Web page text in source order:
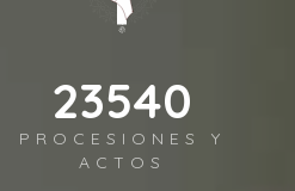
28771
PROCESIONES Y
ACTOS